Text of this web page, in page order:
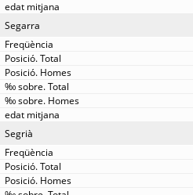
Segarra
Segrià